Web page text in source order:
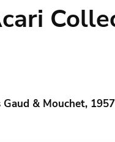
& Mouchet, 1957